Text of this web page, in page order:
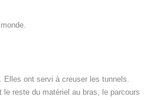
Elles ont servi à creuser les tunnels.
reste du matériel au bras, le parcours